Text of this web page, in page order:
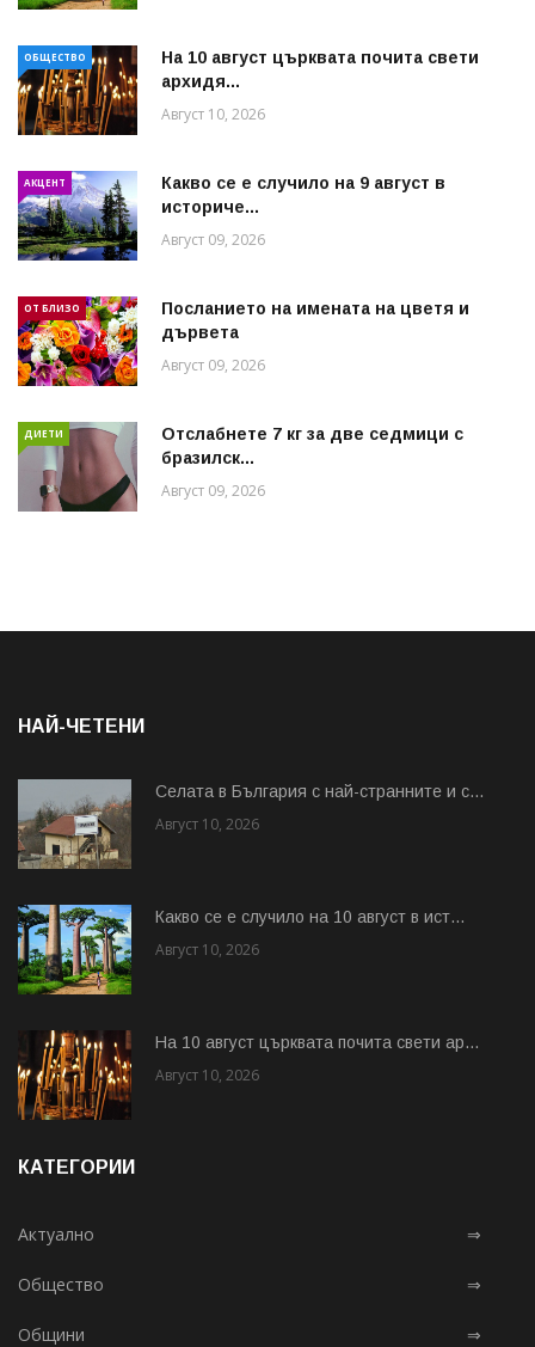
ОБЩЕСТВО
На 10 август църквата почита свети
архидя...
Август 10, 2026
АКЦЕНТ
Какво се е случило на 9 август в
историче...
Август 09, 2026
ОТ БЛИЗО
Посланието на имената на цветя и
дървета
Август 09, 2026
ДИЕТИ
Отслабнете 7 кг за две седмици с
бразилск...
Август 09, 2026
НАЙ-ЧЕТЕНИ
Cелата в България с най-странните и с...
Август 10, 2026
Какво се е случило на 10 август в ист...
Август 10, 2026
На 10 август църквата почита свети ар...
Август 10, 2026
КАТЕГОРИИ
Актуално ⇒
Общество ⇒
Общини ⇒